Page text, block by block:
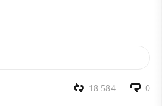
0
18 584